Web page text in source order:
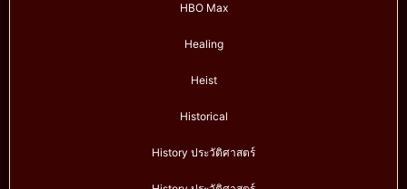
HBO Max
Healing
Heist
Historical
History ประวัติศาสตร์